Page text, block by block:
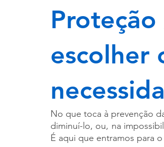
Limpeza e Manutenção
escolher
No que toca à prevenção
diminuí-lo, ou, na
É aqui que entramos para o